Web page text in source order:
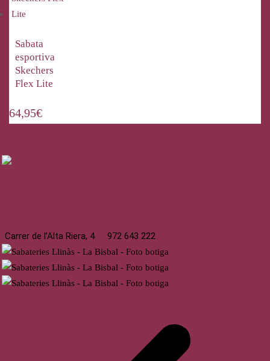
Sabata
esportiva
Skechers
Flex Lite
64,95€
Carrer de l’Alta Riera, 4 972 643 222